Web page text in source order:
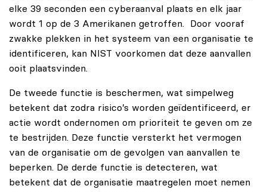
elke 39 seconden een cyberaanval plaats en elk jaar
wordt 1 op de 3 Amerikanen getroffen. Door vooraf
zwakke plekken in het systeem van een organisatie te
identificeren, kan NIST voorkomen dat deze aanvallen
ooit plaatsvinden.
De tweede functie is beschermen, wat simpelweg
betekent dat zodra risico’s worden geïdentificeerd, er
actie wordt ondernomen om prioriteit te geven om ze
te bestrijden. Deze functie versterkt het vermogen
van de organisatie om de gevolgen van aanvallen te
beperken. De derde functie is detecteren, wat
betekent dat de organisatie maatregelen moet nemen